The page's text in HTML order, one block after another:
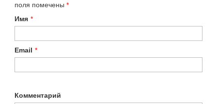
поля помечены *
Имя *
Email *
Комментарий